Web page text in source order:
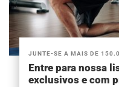
JUNTE-SE A MAIS DE
Entre para nossa
exclusivos e com